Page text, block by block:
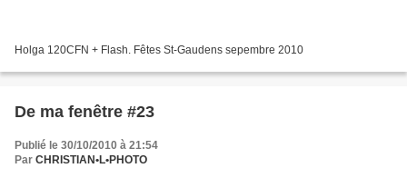
Holga 120CFN + Flash. Fêtes St-Gaudens sepembre 2010
De ma fenêtre #23
Publié le 30/10/2010 à 21:54
Par CHRISTIAN•L•PHOTO